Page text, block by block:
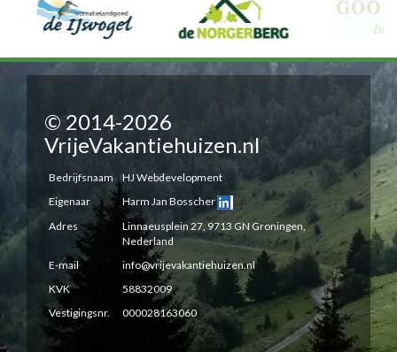
© 2014-2026
VrijeVakantiehuizen.nl
Bedrijfsnaam
HJ Webdevelopment
Eigenaar
Harm Jan Bosscher
Adres
Linnaeusplein 27, 9713 GN Groningen,
Nederland
E-mail
info@vrijevakantiehuizen.nl
KVK
58832009
Vestigingsnr.
000028163060